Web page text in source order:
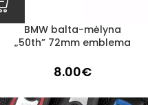
BMW balta-mėlyna
„50th” 72mm emblema
8.00€